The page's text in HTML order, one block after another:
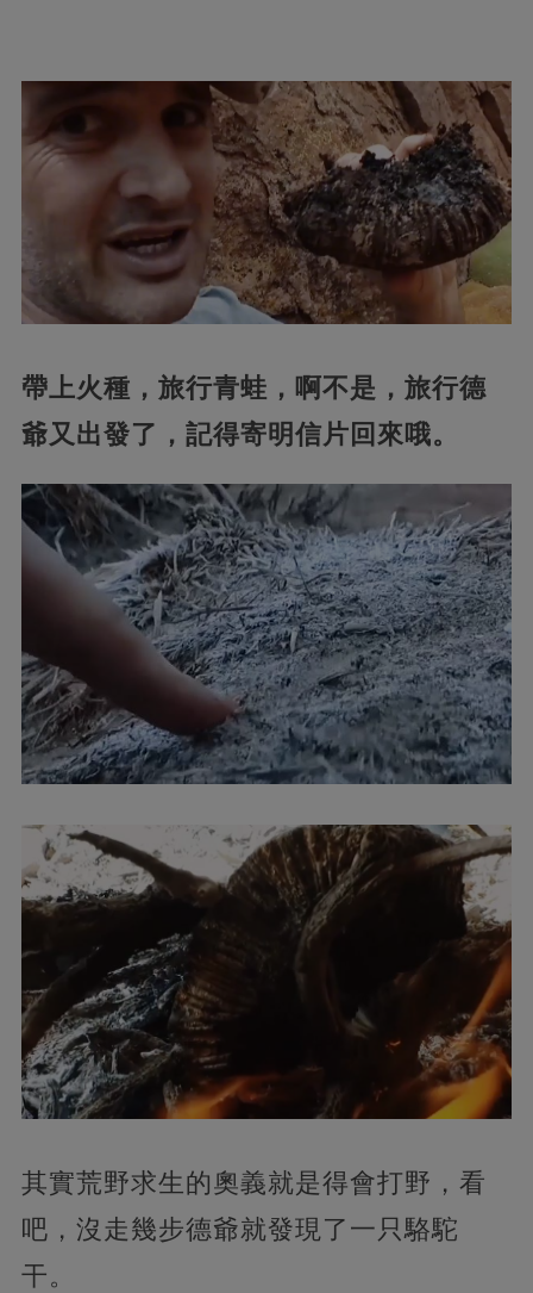
帶上火種，旅行青蛙，啊不是，旅行德
爺又出發了，記得寄明信片回來哦。
其實荒野求生的奧義就是得會打野，看
吧，沒走幾步德爺就發現了一只駱駝
干。